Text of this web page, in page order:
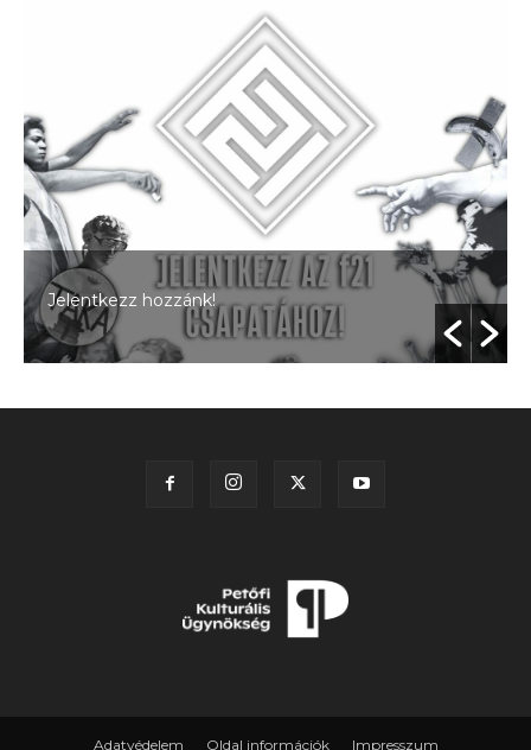
Jelentkezz hozzánk!
Adatvédelem Oldal információk Impresszum